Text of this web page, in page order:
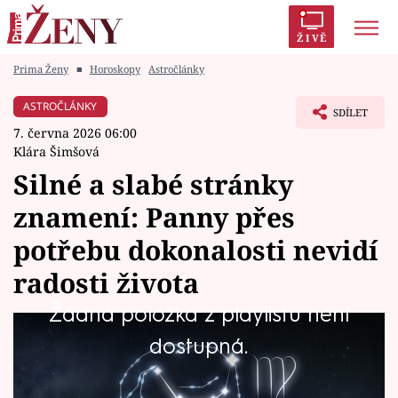
ŽIVĚ
Módní alarm
Témata
Celebrity
Vztahy
Seriály
Prima Ženy ■ Horoskopy Astročlánky
ASTROČLÁNKY
7. června 2026 06:00
Klára Šimšová
SDÍLET
Silné a slabé stránky
znamení: Panny přes
potřebu dokonalosti nevidí
radosti života
Žádná položka z playlistu není
dostupná.
Panna patří mezi nejpraktičtější, nejpečlivější
a nejspolehlivější znamení zvěrokruhu. Lidé
narození v tomto znamení bývají velmi